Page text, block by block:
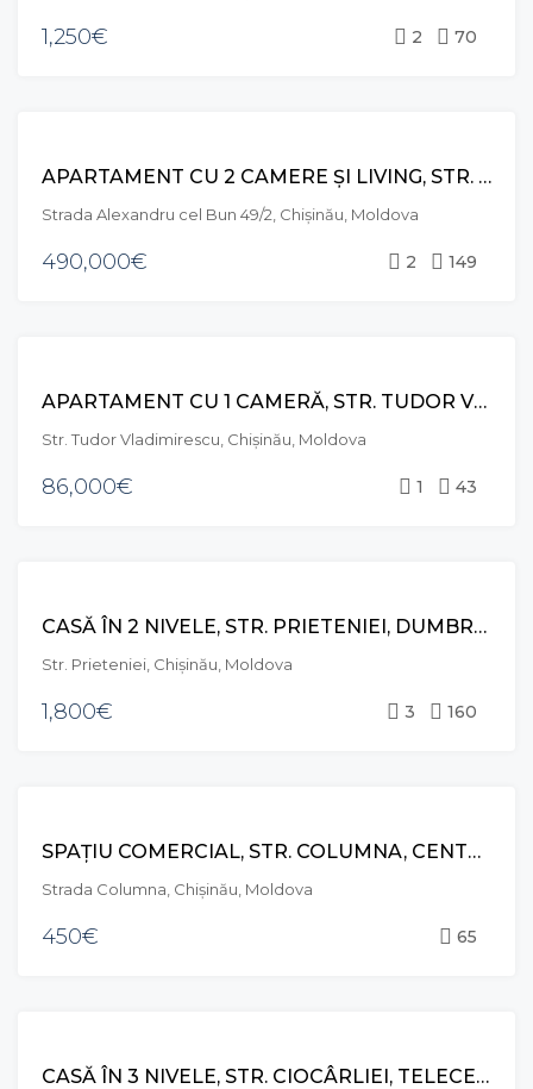
1,250€ 2 70
APARTAMENT CU 2 CAMERE ȘI LIVING, STR. ALEXANDRU CEL BUN, CENTRU
Strada Alexandru cel Bun 49/2, Chișinău, Moldova
490,000€ 2 149
APARTAMENT CU 1 CAMERĂ, STR. TUDOR VLADIMIRESCU, RÂȘCANI
Str. Tudor Vladimirescu, Chișinău, Moldova
86,000€ 1 43
CASĂ ÎN 2 NIVELE, STR. PRIETENIEI, DUMBRAVA
Str. Prieteniei, Chișinău, Moldova
1,800€ 3 160
SPAȚIU COMERCIAL, STR. COLUMNA, CENTRU
Strada Columna, Chișinău, Moldova
450€ 65
CASĂ ÎN 3 NIVELE, STR. CIOCÂRLIEI, TELECENTRU